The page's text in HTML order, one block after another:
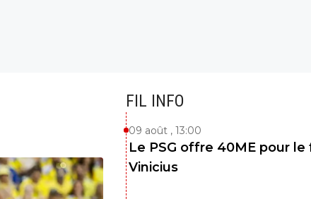
FIL INFO
09 août , 13:00
Le PSG offre 40ME pour
Vinicius